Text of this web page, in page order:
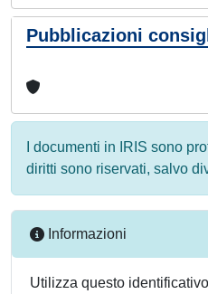
Pubblicazioni
I documenti in IRIS sono
diritti sono riservati, salvo
Informazioni
Utilizza questo